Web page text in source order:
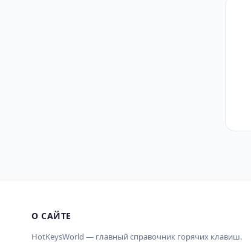
О САЙТЕ
HotKeysWorld — главный справочник горячих клавиш.